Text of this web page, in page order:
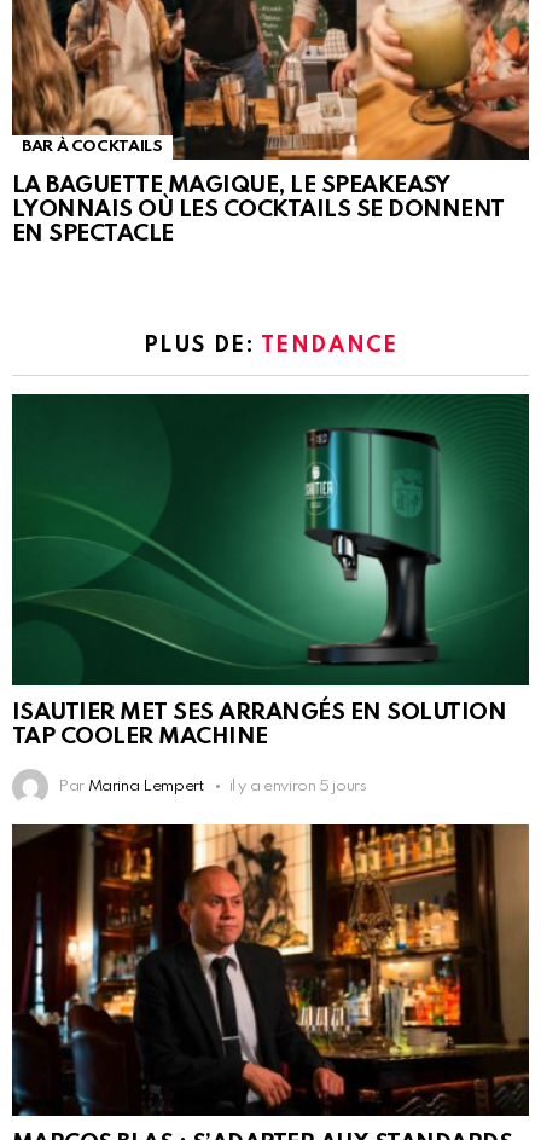
BAR À COCKTAILS
LA BAGUETTE MAGIQUE, LE SPEAKEASY
LYONNAIS OÙ LES COCKTAILS SE DONNENT
EN SPECTACLE
PLUS DE: TENDANCE
ISAUTIER MET SES ARRANGÉS EN SOLUTION
TAP COOLER MACHINE
Par Marina Lempert il y a environ 5 jours